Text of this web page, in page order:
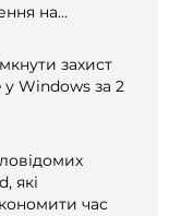
на
захист
у Windows за 2
які
час